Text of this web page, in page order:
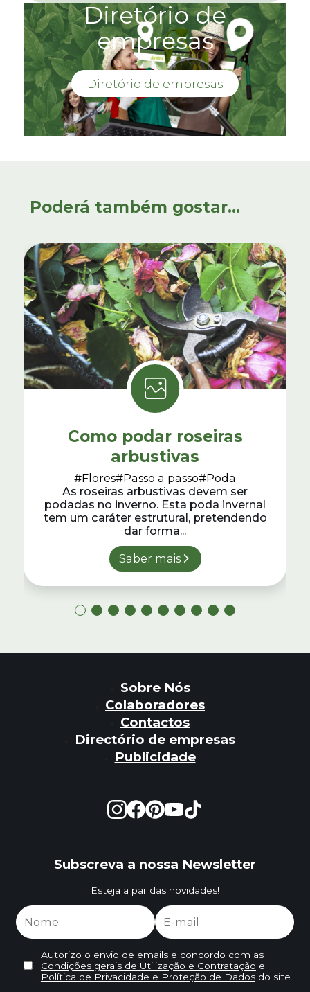
Diretório de
empresas
Diretório de empresas
Poderá também gostar...
Como podar roseiras
arbustivas
#Flores#Passo a passo#Poda
As roseiras arbustivas devem ser
podadas no inverno. Esta poda invernal
tem um caráter estrutural, pretendendo
dar forma...
Saber mais
Sobre Nós
Colaboradores
Contactos
Directório de empresas
Publicidade
Subscreva a nossa Newsletter
Esteja a par das novidades!
Autorizo o envio de emails e concordo com as
Condições gerais de Utilização e Contratação e
Política de Privacidade e Proteção de Dadosdo site.